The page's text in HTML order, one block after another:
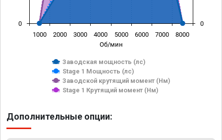
Об/мин
Заводская мощность (лс)
Stage 1 Мощность (лс)
Заводской крутящий момент (Нм)
Stage 1 Крутящий момент (Нм)
1000 2000 3000 4000 5000 6000 7000 8000
0 0
Дополнительные опции: